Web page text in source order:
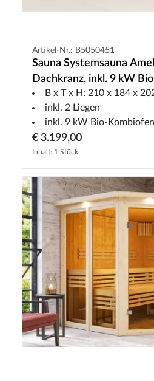
Artikel-Nr.: B5050451
Sauna Systemsauna
Dachkranz, inkl. 9 kW
Steuerung
B x T x H: 210 x 184 x
inkl. 2 Liegen
inkl. 9 kW Bio-
€ 3.199,00
Inhalt: 1 Stück